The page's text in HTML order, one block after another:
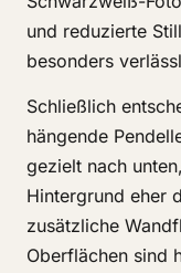
und reduzierte
besonders
Schließlich
hängende
gezielt nach
Hintergrund eher
zusätzliche
Oberflächen sind